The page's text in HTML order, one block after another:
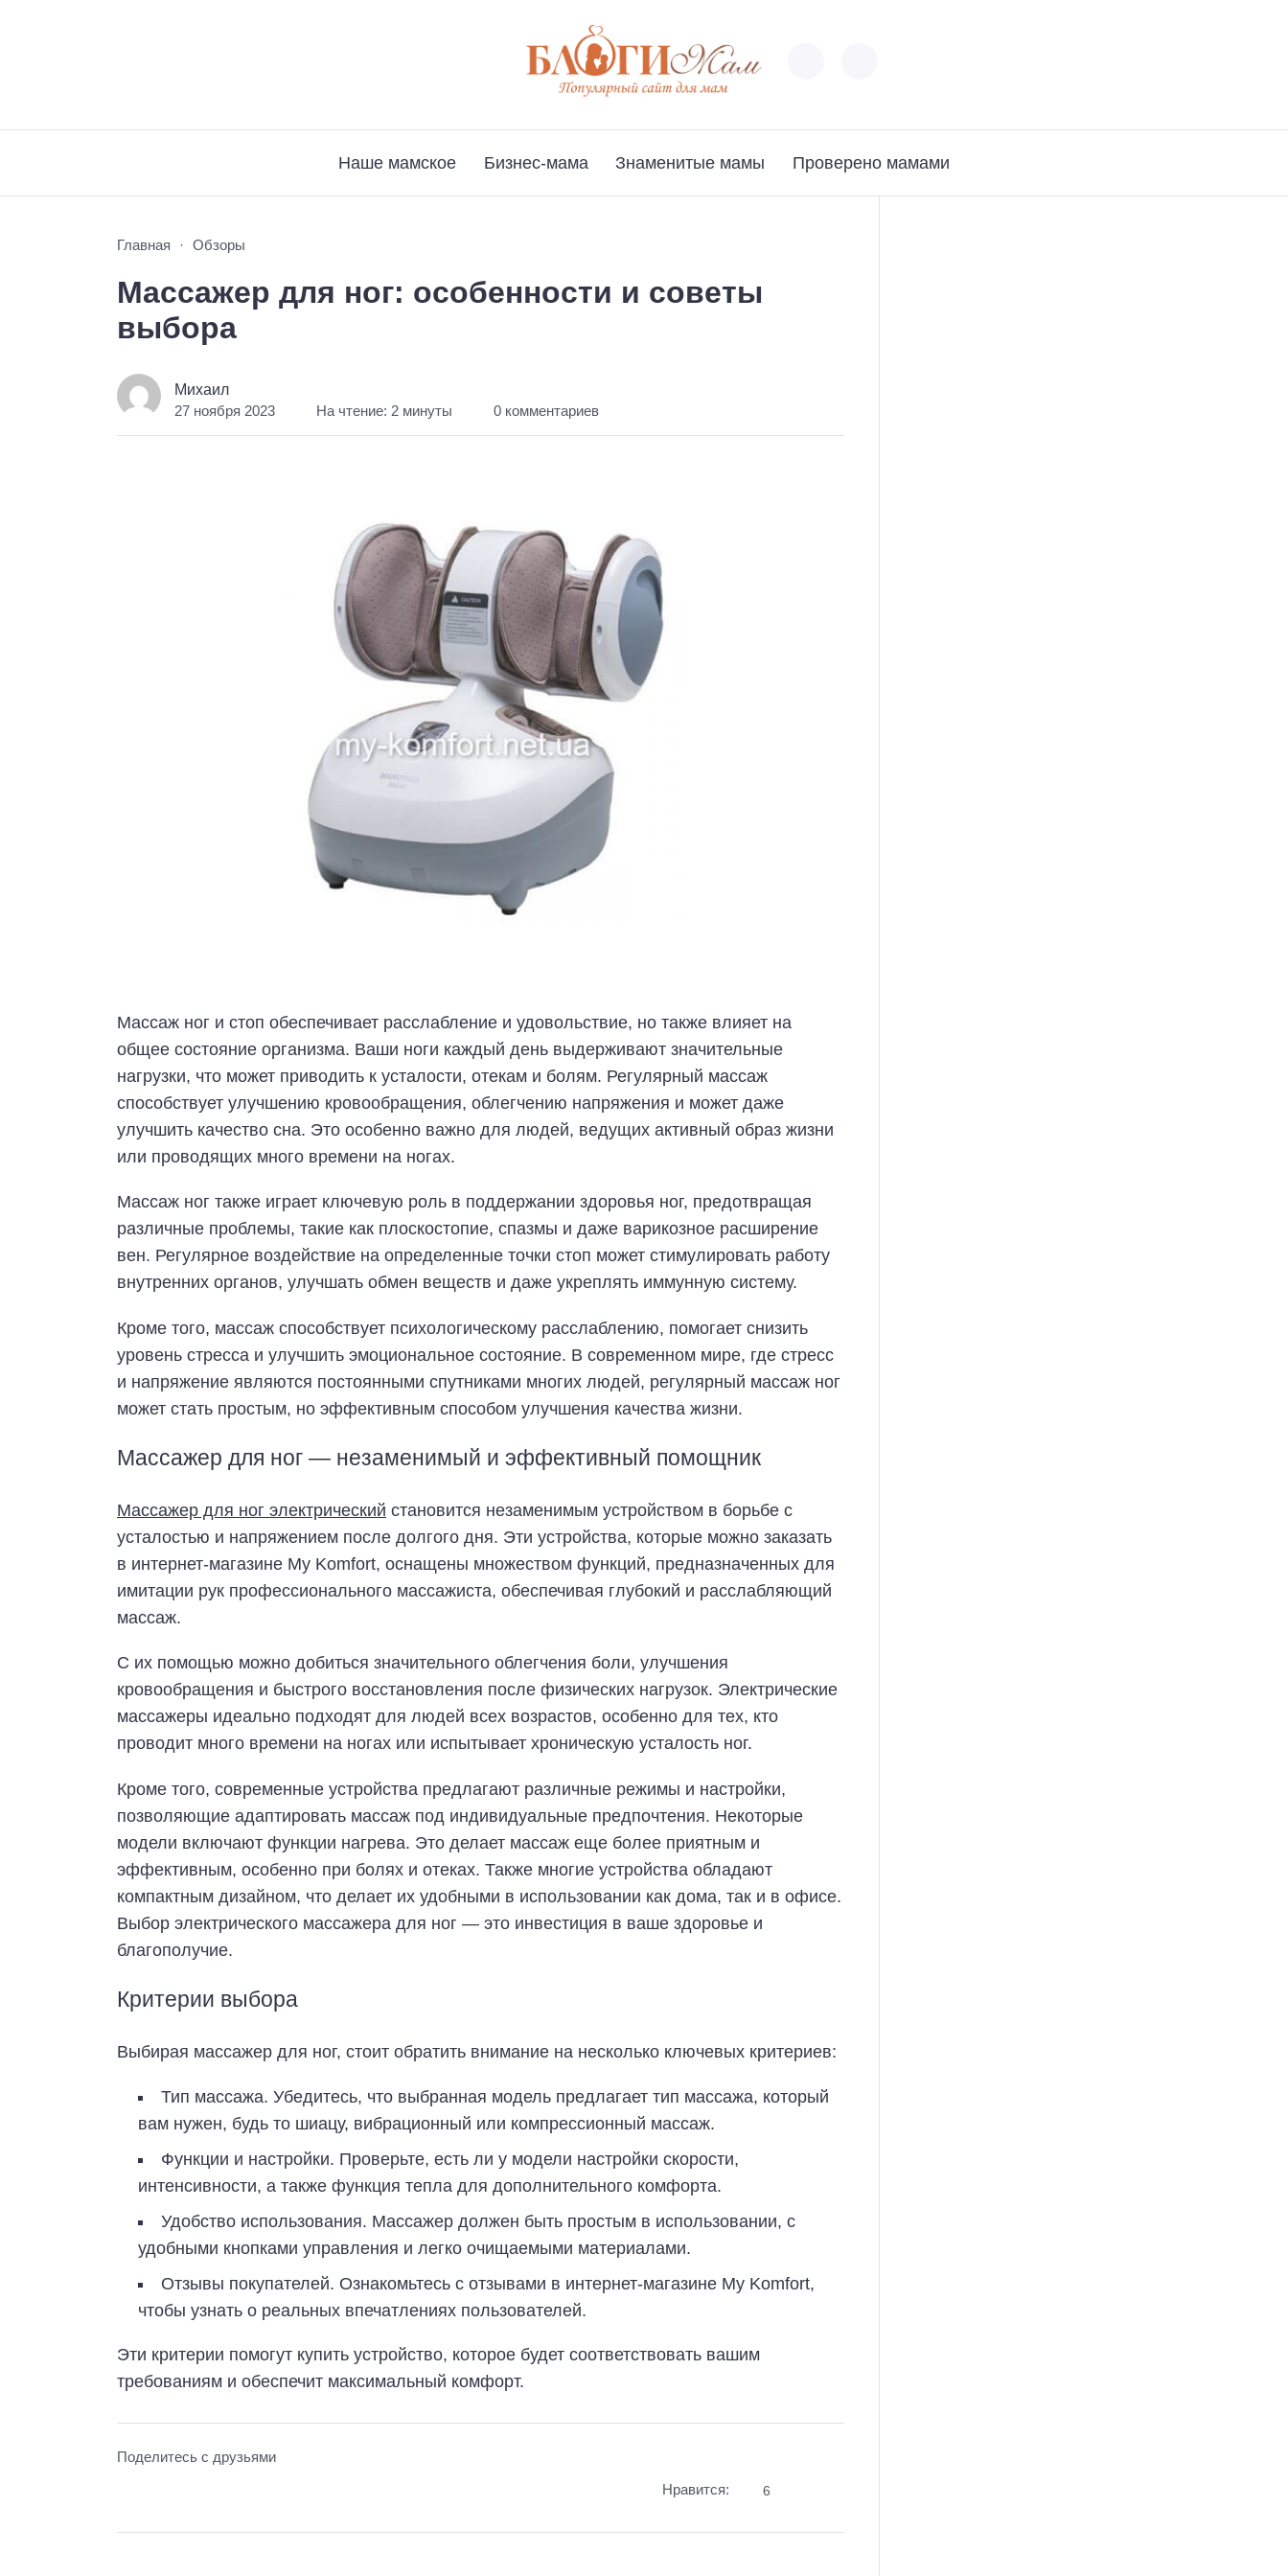
Наше мамское Бизнес-мама Знаменитые мамы Проверено мамами
Главная Обзоры
Массажер для ног: особенности и советы
выбора
Михаил
27 ноября 2023 На чтение: 2 минуты 0 комментариев
Массаж ног и стоп обеспечивает расслабление и удовольствие, но также влияет на
общее состояние организма. Ваши ноги каждый день выдерживают значительные
нагрузки, что может приводить к усталости, отекам и болям. Регулярный массаж
способствует улучшению кровообращения, облегчению напряжения и может даже
улучшить качество сна. Это особенно важно для людей, ведущих активный образ жизни
или проводящих много времени на ногах.
Массаж ног также играет ключевую роль в поддержании здоровья ног, предотвращая
различные проблемы, такие как плоскостопие, спазмы и даже варикозное расширение
вен. Регулярное воздействие на определенные точки стоп может стимулировать работу
внутренних органов, улучшать обмен веществ и даже укреплять иммунную систему.
Кроме того, массаж способствует психологическому расслаблению, помогает снизить
уровень стресса и улучшить эмоциональное состояние. В современном мире, где стресс
и напряжение являются постоянными спутниками многих людей, регулярный массаж ног
может стать простым, но эффективным способом улучшения качества жизни.
Массажер для ног — незаменимый и эффективный помощник
Массажер для ног электрический становится незаменимым устройством в борьбе с
усталостью и напряжением после долгого дня. Эти устройства, которые можно заказать
в интернет-магазине My Komfort, оснащены множеством функций, предназначенных для
имитации рук профессионального массажиста, обеспечивая глубокий и расслабляющий
массаж.
С их помощью можно добиться значительного облегчения боли, улучшения
кровообращения и быстрого восстановления после физических нагрузок. Электрические
массажеры идеально подходят для людей всех возрастов, особенно для тех, кто
проводит много времени на ногах или испытывает хроническую усталость ног.
Кроме того, современные устройства предлагают различные режимы и настройки,
позволяющие адаптировать массаж под индивидуальные предпочтения. Некоторые
модели включают функции нагрева. Это делает массаж еще более приятным и
эффективным, особенно при болях и отеках. Также многие устройства обладают
компактным дизайном, что делает их удобными в использовании как дома, так и в офисе.
Выбор электрического массажера для ног — это инвестиция в ваше здоровье и
благополучие.
Критерии выбора
Выбирая массажер для ног, стоит обратить внимание на несколько ключевых критериев:
Тип массажа. Убедитесь, что выбранная модель предлагает тип массажа, который
вам нужен, будь то шиацу, вибрационный или компрессионный массаж.
Функции и настройки. Проверьте, есть ли у модели настройки скорости,
интенсивности, а также функция тепла для дополнительного комфорта.
Удобство использования. Массажер должен быть простым в использовании, с
удобными кнопками управления и легко очищаемыми материалами.
Отзывы покупателей. Ознакомьтесь с отзывами в интернет-магазине My Komfort,
чтобы узнать о реальных впечатлениях пользователей.
Эти критерии помогут купить устройство, которое будет соответствовать вашим
требованиям и обеспечит максимальный комфорт.
Поделитесь с друзьями
Нравится: 6